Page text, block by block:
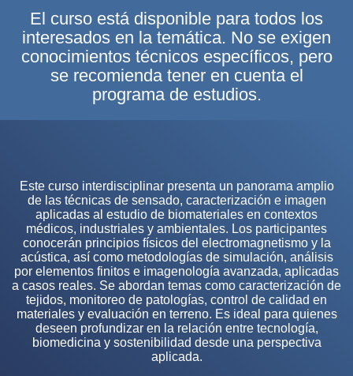
El curso está disponible para todos los
interesados en la temática. No se exigen
conocimientos técnicos específicos, pero
se recomienda tener en cuenta el
programa de estudios.
Este curso interdisciplinar presenta un panorama amplio
de las técnicas de sensado, caracterización e imagen
aplicadas al estudio de biomateriales en contextos
médicos, industriales y ambientales. Los participantes
conocerán principios físicos del electromagnetismo y la
acústica, así como metodologías de simulación, análisis
por elementos finitos e imagenología avanzada, aplicadas
a casos reales. Se abordan temas como caracterización de
tejidos, monitoreo de patologías, control de calidad en
materiales y evaluación en terreno. Es ideal para quienes
deseen profundizar en la relación entre tecnología,
biomedicina y sostenibilidad desde una perspectiva
aplicada.